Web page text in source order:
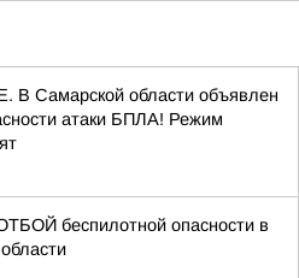
Самарской области объявлен
атаки БПЛА! Режим
беспилотной опасности в